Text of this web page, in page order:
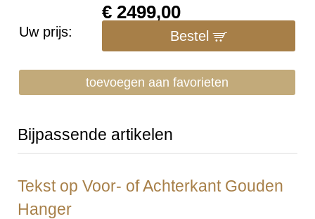
Uw prijs:
€2499,00
Bestel
toevoegen aan favorieten
Bijpassende artikelen
Tekst op Voor- of Achterkant Gouden
Hanger